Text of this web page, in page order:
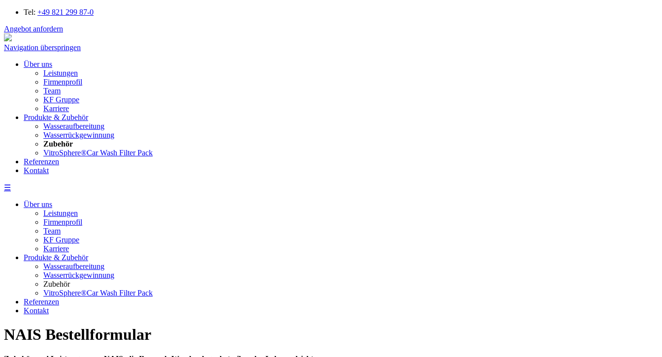
Tel: +49 821 299 87-0
Angebot anfordern
Navigation überspringen
Über uns
Leistungen
Firmenprofil
Team
KF Gruppe
Karriere
Produkte & Zubehör
Wasseraufbereitung
Wasserrückgewinnung
Zubehör
VitroSphere®Car Wash Filter Pack
Referenzen
Kontakt
☰
Über uns
Leistungen
Firmenprofil
Team
KF Gruppe
Karriere
Produkte & Zubehör
Wasseraufbereitung
Wasserrückgewinnung
Zubehör
VitroSphere®Car Wash Filter Pack
Referenzen
Kontakt
NAIS Bestellformular